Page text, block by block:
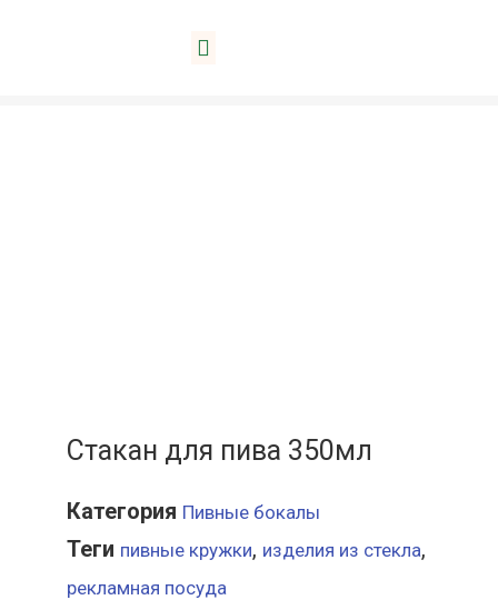
Пивные бокалы
Стакан для пива 350мл
Категория Пивные бокалы
Теги пивные кружки, изделия из стекла,
рекламная посуда